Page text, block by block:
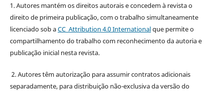
1. Autores mantém os direitos autorais e concedem à revista o
direito de primeira publicação, com o trabalho simultaneamente
licenciado sob aCC Attribution 4.0 Internationalque permite o
compartilhamento do trabalho com reconhecimento da autoria e
publicação inicial nesta revista.
2. Autores têm autorização para assumir contratos adicionais
separadamente, para distribuição não-exclusiva da versão do